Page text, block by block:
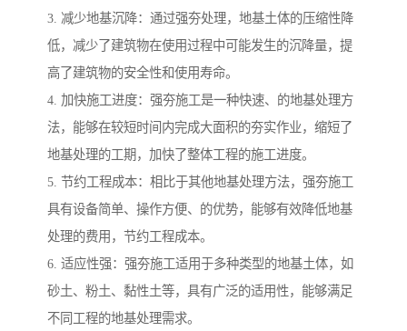
3. 减少地基沉降：通过强夯处理，地基土体的压缩性降
低，减少了建筑物在使用过程中可能发生的沉降量，提
高了建筑物的安全性和使用寿命。
4. 加快施工进度：强夯施工是一种快速、的地基处理方
法，能够在较短时间内完成大面积的夯实作业，缩短了
地基处理的工期，加快了整体工程的施工进度。
5. 节约工程成本：相比于其他地基处理方法，强夯施工
具有设备简单、操作方便、的优势，能够有效降低地基
处理的费用，节约工程成本。
6. 适应性强：强夯施工适用于多种类型的地基土体，如
砂土、粉土、黏性土等，具有广泛的适用性，能够满足
不同工程的地基处理需求。